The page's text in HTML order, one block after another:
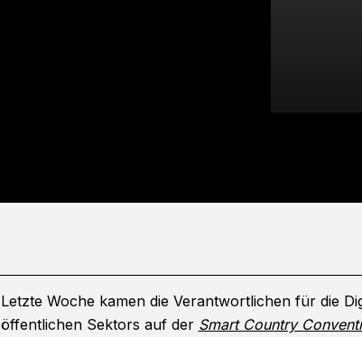
Letzte Woche kamen die Verantwortlichen für die
öffentlichen Sektors auf der Smart Country